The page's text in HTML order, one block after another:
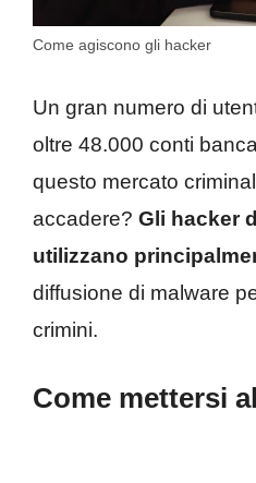
Come agiscono gli hacker
Un gran numero di
oltre 48.000 conti
questo mercato
accadere? Gli hacker
utilizzano
diffusione di malware
crimini.
Come mettersi